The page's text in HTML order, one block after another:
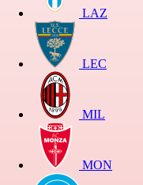
LAZ
LEC
MIL
MON